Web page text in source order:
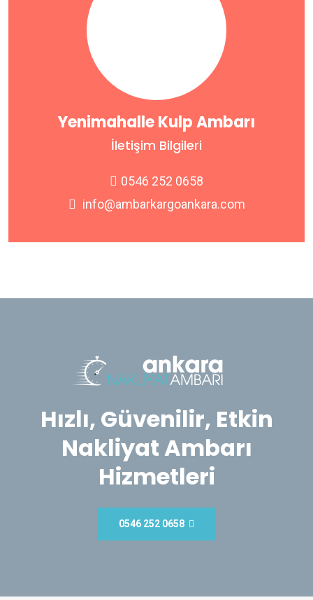
Yenimahalle Kulp Ambarı
İletişim Bilgileri
0546 252 0658
info@ambarkargoankara.com
Hızlı, Güvenilir, Etkin
Nakliyat Ambarı
Hizmetleri
0546 252 0658